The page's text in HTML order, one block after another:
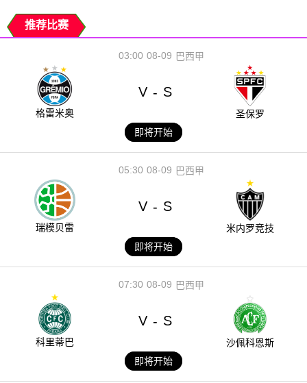
推荐比赛
08-09
03:00 巴西甲
格雷米奥
V - S
圣保罗
即将开始
08-09
05:30 巴西甲
瑞模贝雷
V - S
米内罗竞技
即将开始
08-09
07:30 巴西甲
科里蒂巴
V - S
沙佩科恩斯
即将开始